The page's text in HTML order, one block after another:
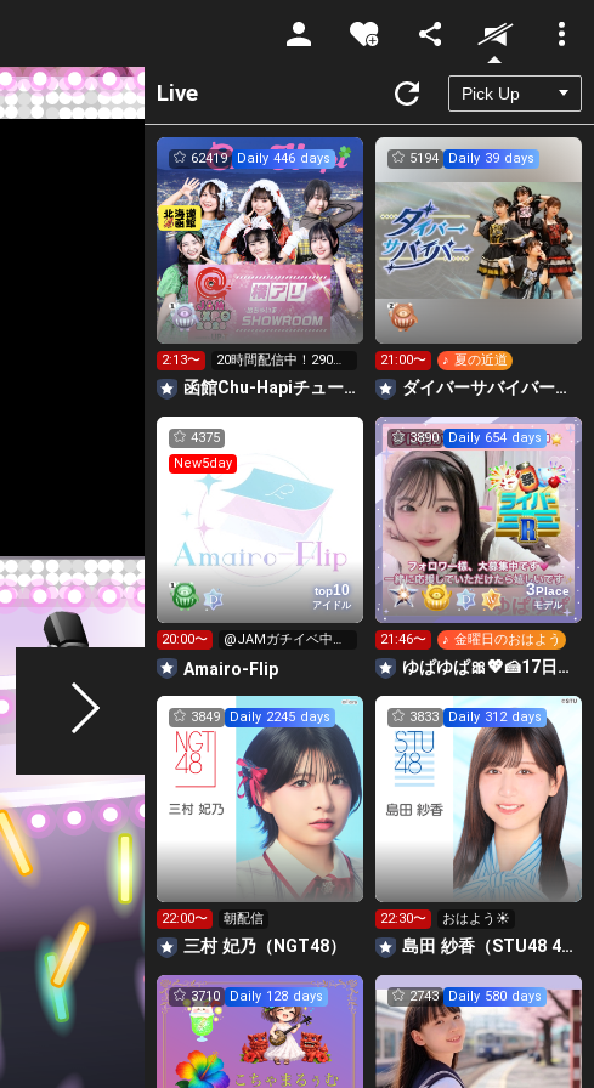
Unmute
Live
62419 Daily 446 days
2:13〜
20時間配信中！290万
pt横アリへGO‼️
函館Chu-Hapiチューハピ🌈
5194 Daily 39 days
21:00〜 ♪ 夏の近道
‪ダイバーサバイバー【公式】
top10
アイドル
4375
New5day
20:00〜
@JAMガチイベ中❤️‍🔥
キラ星求む🥹🥹
Amairo-Flip
3Place
モデル
3890 Daily 654 days
21:46〜 ♪ 金曜日のおはよう
ゆぱゆぱ🎀💖🍰17日〜大本命🔥CanCamリベンジ超絶ガチ🔥
3849 Daily 2245 days
22:00〜 朝配信
三村 妃乃（NGT48）
3833 Daily 312 days
22:30〜 おはよう☀️
島田 紗香（STU48 4期研究生）
3710 Daily 128 days 2743 Daily 580 days